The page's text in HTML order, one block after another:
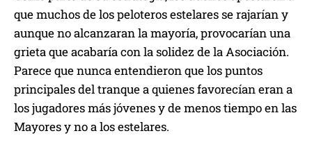
que muchos de los peloteros estelares se rajarían y
aunque no alcanzaran la mayoría, provocarían una
grieta que acabaría con la solidez de la Asociación.
Parece que nunca entendieron que los puntos
principales del tranque a quienes favorecían eran a
los jugadores más jóvenes y de menos tiempo en las
Mayores y no a los estelares.